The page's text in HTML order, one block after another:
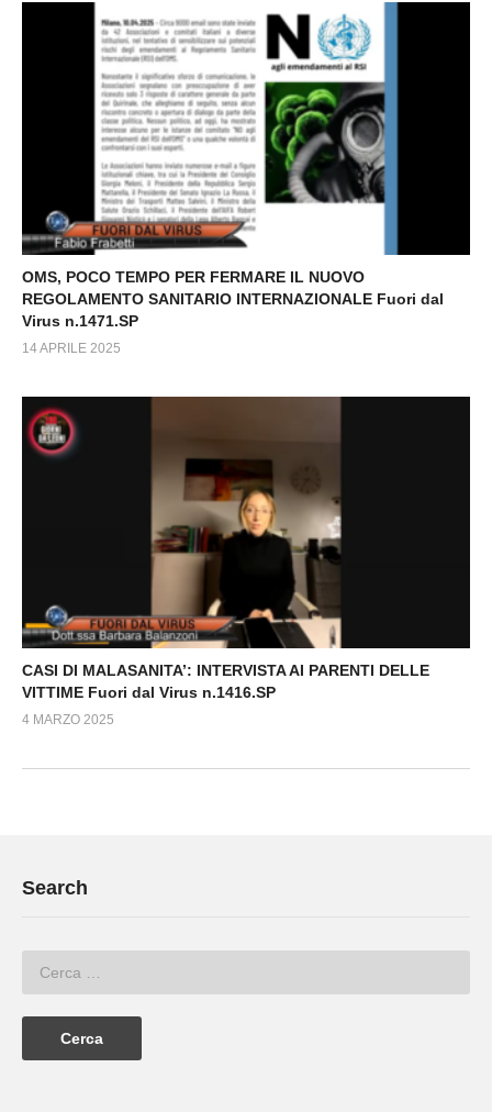
OMS, POCO TEMPO PER FERMARE IL NUOVO
REGOLAMENTO SANITARIO INTERNAZIONALE Fuori dal
Virus n.1471.SP
14 APRILE 2025
CASI DI MALASANITA’: INTERVISTA AI PARENTI DELLE
VITTIME Fuori dal Virus n.1416.SP
4 MARZO 2025
Search